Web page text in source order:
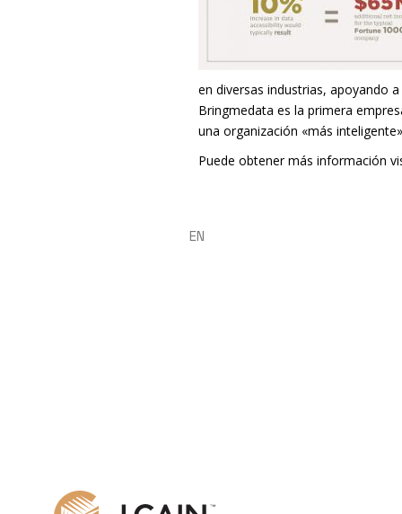
en diversas industrias, apoyando
Bringmedata es la primera
una organización «más
Puede obtener más información
EN